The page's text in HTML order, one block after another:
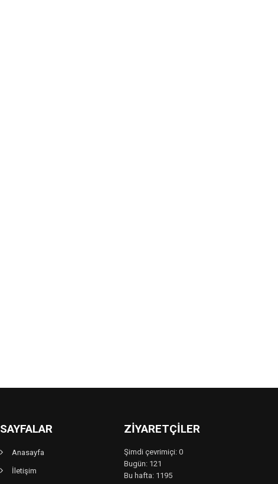
SAYFALAR
Anasayfa
İletişim
ZIYARETÇILER
Şimdi çevrimiçi: 0
Bugün: 121
Bu hafta: 1195